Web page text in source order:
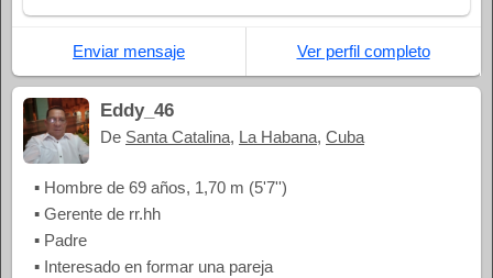
Enviar mensaje Ver perfil completo
Eddy_46
De Santa Catalina, La Habana, Cuba
▪ Hombre de 69 años, 1,70 m (5'7'')
▪ Gerente de rr.hh
▪ Padre
▪ Interesado en formar una pareja